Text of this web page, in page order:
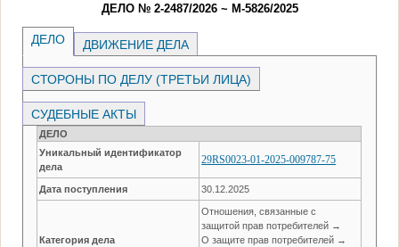
ДЕЛО № 2-2487/2026 ~ М-5826/2025
ДЕЛО ДВИЖЕНИЕ ДЕЛА
СТОРОНЫ ПО ДЕЛУ (ТРЕТЬИ ЛИЦА)
СУДЕБНЫЕ АКТЫ
ДЕЛО
Уникальный идентификатор
дела
29RS0023-01-2025-009787-75
Дата поступления 30.12.2025
Категория дела
Отношения, связанные с
защитой прав потребителей →
О защите прав потребителей →